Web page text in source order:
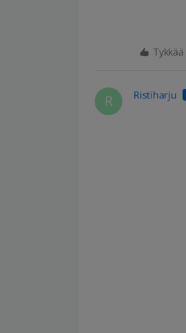
Tykkää
R Ristiharju